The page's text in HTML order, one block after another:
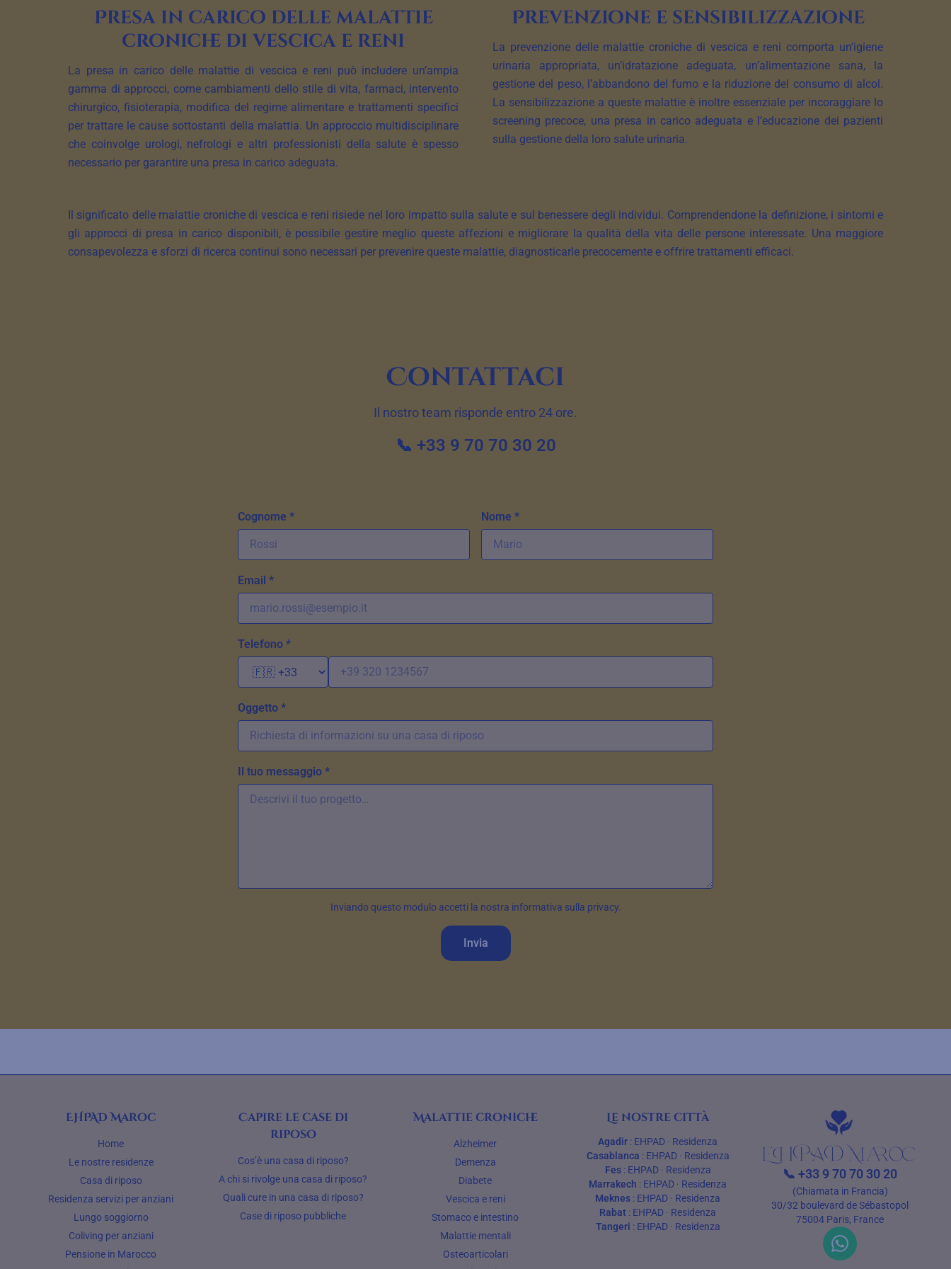
Presa in carico delle malattie
croniche di vescica e reni
La presa in carico delle malattie di vescica e reni può includere un’ampia
gamma di approcci, come cambiamenti dello stile di vita, farmaci, intervento
chirurgico, fisioterapia, modifica del regime alimentare e trattamenti specifici
per trattare le cause sottostanti della malattia. Un approccio multidisciplinare
che coinvolge urologi, nefrologi e altri professionisti della salute è spesso
necessario per garantire una presa in carico adeguata.
Prevenzione e sensibilizzazione
La prevenzione delle malattie croniche di vescica e reni comporta un’igiene
urinaria appropriata, un’idratazione adeguata, un’alimentazione sana, la
gestione del peso, l’abbandono del fumo e la riduzione del consumo di alcol.
La sensibilizzazione a queste malattie è inoltre essenziale per incoraggiare lo
screening precoce, una presa in carico adeguata e l’educazione dei pazienti
sulla gestione della loro salute urinaria.
Il significato delle malattie croniche di vescica e reni risiede nel loro impatto sulla salute e sul benessere degli individui. Comprendendone la definizione, i sintomi e
gli approcci di presa in carico disponibili, è possibile gestire meglio queste affezioni e migliorare la qualità della vita delle persone interessate. Una maggiore
consapevolezza e sforzi di ricerca continui sono necessari per prevenire queste malattie, diagnosticarle precocemente e offrire trattamenti efficaci.
Contattaci
Il nostro team risponde entro 24 ore.
📞 +33 9 70 70 30 20
Cognome * Nome *
Email *
Telefono *
Oggetto *
Il tuo messaggio *
Inviando questo modulo accetti la nostra informativa sulla privacy.
Invia
EHPAD Maroc
Home
Le nostre residenze
Casa di riposo
Residenza servizi per anziani
Lungo soggiorno
Coliving per anziani
Pensione in Marocco
Capire le case di
riposo
Cos’è una casa di riposo?
A chi si rivolge una casa di riposo?
Quali cure in una casa di riposo?
Case di riposo pubbliche
Malattie croniche
Alzheimer
Demenza
Diabete
Vescica e reni
Stomaco e intestino
Malattie mentali
Osteoarticolari
Le nostre città
Agadir : EHPAD · Residenza
Casablanca : EHPAD· Residenza
Fes: EHPAD· Residenza
Marrakech : EHPAD · Residenza
Meknes : EHPAD · Residenza
Rabat : EHPAD · Residenza
Tangeri : EHPAD· Residenza
📞+33 9 70 70 30 20
(Chiamata in Francia)
30/32 boulevard de Sébastopol
75004 Paris, France